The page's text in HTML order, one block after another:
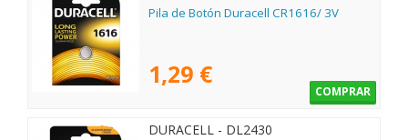
Pila de Botón Duracell CR1616/ 3V
1,29 €
COMPRAR
DURACELL - DL2430